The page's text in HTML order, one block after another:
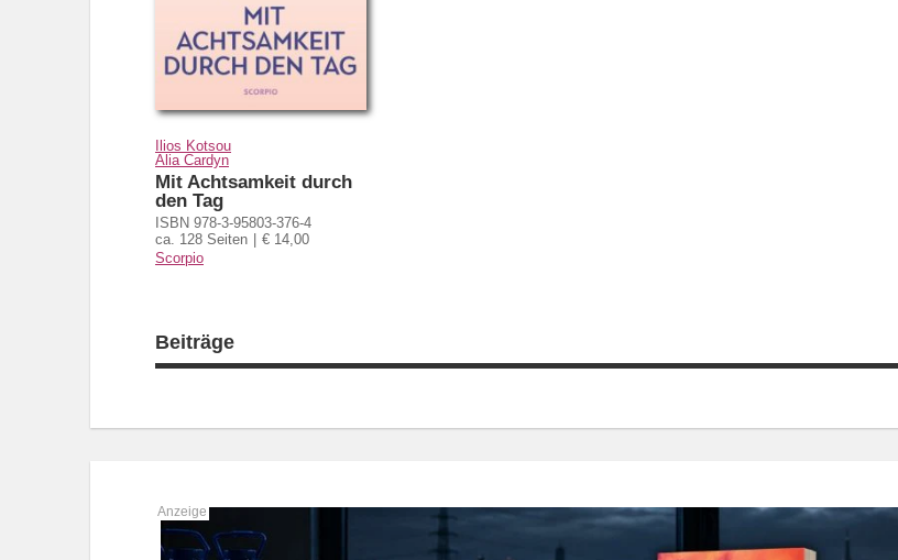
Ilios Kotsou
Alia Cardyn
Mit Achtsamkeit durch
den Tag
ISBN 978-3-95803-376-4
ca. 128 Seiten
€ 14,00
Scorpio
Beiträge